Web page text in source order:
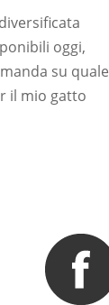
oggi,
su quale
il mio gatto